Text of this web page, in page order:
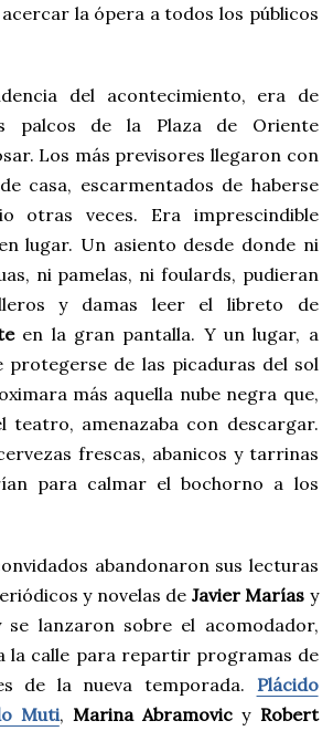
la ópera a todos los públicos
del acontecimiento, era de
palcos de la Plaza de Oriente
Los más previsores llegaron con
casa, escarmentados de haberse
otras veces. Era imprescindible
lugar. Un asiento desde donde ni
ni pamelas, ni foulards, pudieran
y damas leer el libreto de
en la gran pantalla. Y un lugar, a
protegerse de las picaduras del sol
más aquella nube negra que,
teatro, amenazaba con descargar.
frescas, abanicos y tarrinas
para calmar el bochorno a los
abandonaron sus lecturas
y novelas de Javier Marías y
lanzaron sobre el acomodador,
la calle para repartir programas de
de la nueva temporada. Plácido
Muti, Marina Abramovic y Robert